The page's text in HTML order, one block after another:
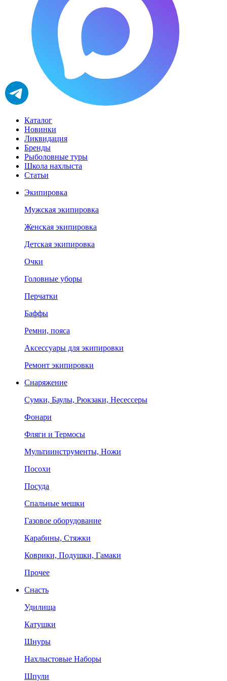
Каталог
Новинки
Ликвидация
Бренды
Рыболовные туры
Школа нахлыста
Статьи
Экипировка
Мужская экипировка
Женская экипировка
Детская экипировка
Очки
Головные уборы
Перчатки
Баффы
Ремни, пояса
Аксессуары для экипировки
Ремонт экипировки
Снаряжение
Сумки, Баулы, Рюкзаки, Несессеры
Фонари
Фляги и Термосы
Мультиинструменты, Ножи
Посохи
Посуда
Спальные мешки
Газовое оборудование
Карабины, Стяжки
Коврики, Подушки, Гамаки
Прочее
Снасть
Удилища
Катушки
Шнуры
Нахлыстовые Наборы
Шпули